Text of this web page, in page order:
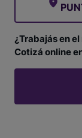
¿Trabajás en
Cotizá online